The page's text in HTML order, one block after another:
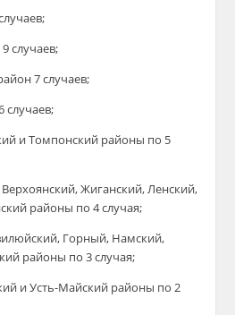
случаев;
7 случаев;
случаев;
и Томпонский районы по 5
Жиганский, Ленский,
районы по 4 случая;
Горный, Намский,
районы по 3 случая;
и Усть-Майский районы по 2